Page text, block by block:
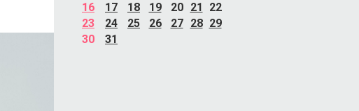
16
17 18 19 20 21
22
23
24 25 26 27 28 29
30
31